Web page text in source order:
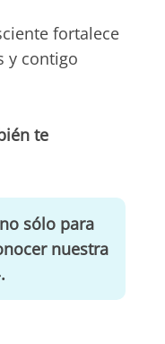
fortalece
y contigo
te
sólo para
nuestra